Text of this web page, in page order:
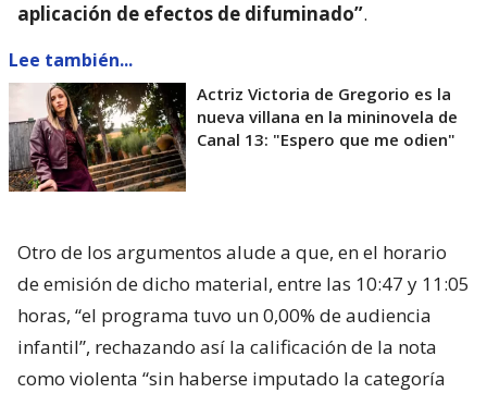
aplicación de efectos de difuminado”.
Lee también...
Actriz Victoria de Gregorio es la
nueva villana en la mininovela de
Canal 13: "Espero que me odien"
Otro de los argumentos alude a que, en el horario
de emisión de dicho material, entre las 10:47 y 11:05
horas, “el programa tuvo un 0,00% de audiencia
infantil”, rechazando así la calificación de la nota
como violenta “sin haberse imputado la categoría